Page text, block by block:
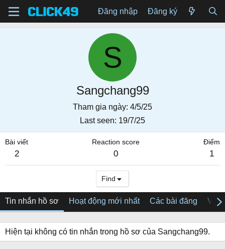
Đăng nhập Đăng ký
S
Sangchang99
Tham gia ngày 4/5/25
Last seen 19/7/25
Bài viết
2
Reaction score
0
Điểm
1
Find
Tin nhắn hồ sơ Hoạt động mới nhất Các bài đăng Về
Hiện tại không có tin nhắn trong hồ sơ của Sangchang99.